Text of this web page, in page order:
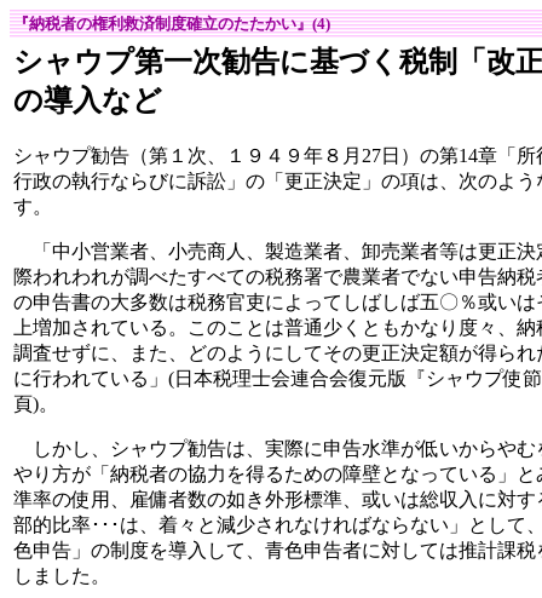
『納税者の権利救済制度確立のたたかい』(4)
シャウプ第一次勧告に基づく税制「改
の導入など
シャウプ勧告（第１次、１９４９年８月27日）の第14章「
行政の執行ならびに訴訟」の「更正決定」の項は、次のよ
す。
「中小営業者、小売商人、製造業者、卸売業者等は更正
際われわれが調べたすべての税務署で農業者でない申告納
の申告書の大多数は税務官吏によってしばしば五〇％或い
上増加されている。このことは普通少くともかなり度々、
調査せずに、また、どのようにしてその更正決定額が得ら
に行われている」(日本税理士会連合会復元版『シャウプ使
頁)。
しかし、シャウプ勧告は、実際に申告水準が低いからや
やり方が「納税者の協力を得るための障壁となっている」
準率の使用、雇傭者数の如き外形標準、或いは総収入に対
部的比率･･･は、着々と減少されなければならない」として
色申告」の制度を導入して、青色申告者に対しては推計課
しました。